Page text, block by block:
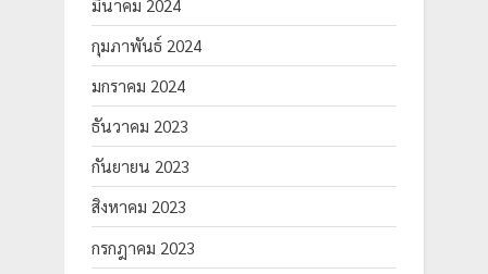
มีนาคม 2024
กุมภาพันธ์ 2024
มกราคม 2024
ธันวาคม 2023
กันยายน 2023
สิงหาคม 2023
กรกฎาคม 2023